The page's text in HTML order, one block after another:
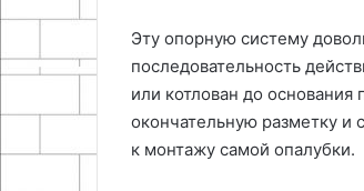
Эту опорную систему
последовательность
или котлован до
окончательную разметку и
к монтажу самой опалубки.